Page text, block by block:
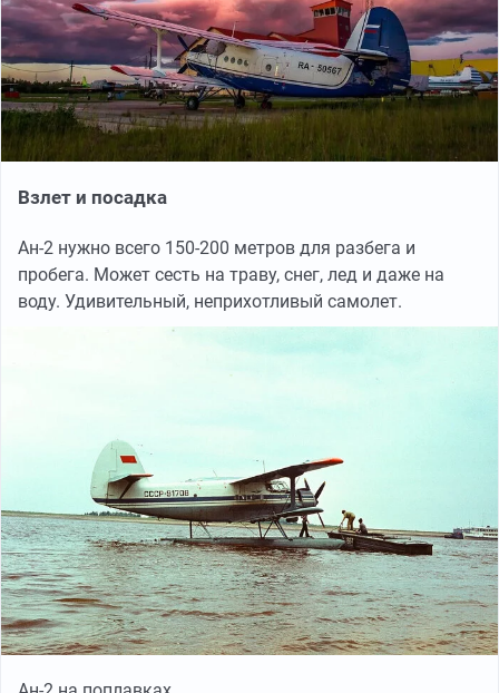
Взлет и посадка
Ан-2 нужно всего 150-200 метров для разбега и
пробега. Может сесть на траву, снег, лед и даже на
воду. Удивительный, неприхотливый самолет.